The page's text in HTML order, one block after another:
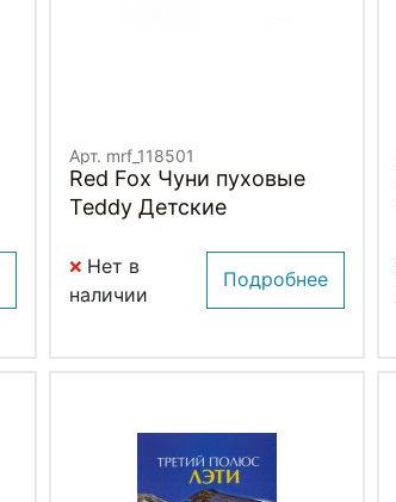
Арт. mrf_118501
Red Fox Чуни пуховые
Teddy Детские
Нет в
наличии
Подробнее